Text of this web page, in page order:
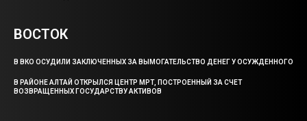
ВОСТОК
В ВКО ОСУДИЛИ ЗАКЛЮЧЕННЫХ ЗА ВЫМОГАТЕЛЬСТВО ДЕНЕГ У ОСУЖДЕННОГО
В РАЙОНЕ АЛТАЙ ОТКРЫЛСЯ ЦЕНТР МРТ, ПОСТРОЕННЫЙ ЗА СЧЕТ
ВОЗВРАЩЕННЫХ ГОСУДАРСТВУ АКТИВОВ